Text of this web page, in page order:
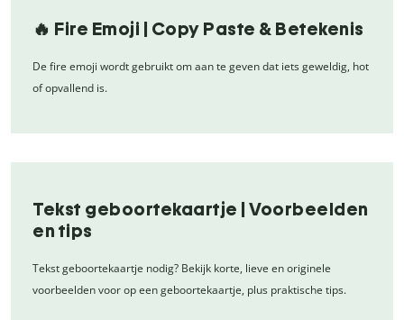
🔥 Fire Emoji | Copy Paste & Betekenis
De fire emoji wordt gebruikt om aan te geven dat iets geweldig, hot
of opvallend is.
Tekst geboortekaartje | Voorbeelden
en tips
Tekst geboortekaartje nodig? Bekijk korte, lieve en originele
voorbeelden voor op een geboortekaartje, plus praktische tips.